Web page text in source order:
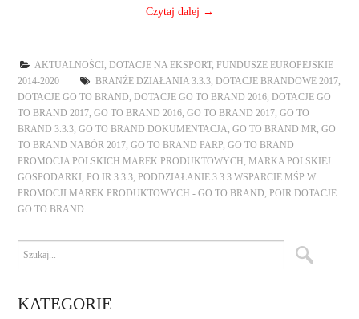
Czytaj dalej →
AKTUALNOŚCI ,DOTACJE NA EKSPORT,FUNDUSZE EUROPEJSKIE
2014-2020
BRANŻE DZIAŁANIA 3.3.3 ,DOTACJE BRANDOWE 2017
DOTACJE GO TO BRAND ,DOTACJE GO TO BRAND 2016 ,DOTACJE GO
TO BRAND 2017 ,GO TO BRAND 2016 ,GO TO BRAND 2017 ,GO TO
BRAND 3.3.3 ,GO TO BRAND DOKUMENTACJA ,GO TO BRAND MR ,GO
TO BRAND NABÓR 2017 ,GO TO BRAND PARP ,GO TO BRAND
PROMOCJA POLSKICH MAREK PRODUKTOWYCH ,MARKA POLSKIEJ
GOSPODARKI
,PO IR 3.3.3 ,PODDZIAŁANIE 3.3.3 WSPARCIE MŚP W
PROMOCJI MAREK PRODUKTOWYCH - GO TO BRAND ,POIR DOTACJE
GO TO BRAND
KATEGORIE